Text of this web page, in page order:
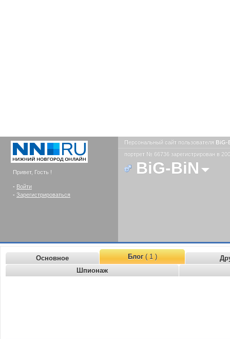
Привет, Гость !
- Войти
- Зарегистрироваться
Персональный сайт пользователя BiG-
портрет № 66736 зарегистрирован в
BiG-BiN
Основное Блог( 1 )
Шпионаж